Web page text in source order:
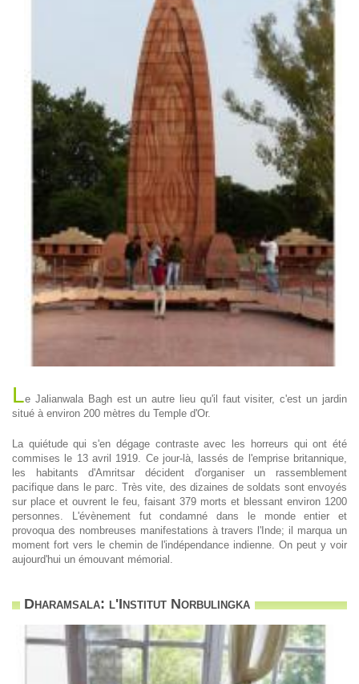
Le Jalianwala Bagh est un autre lieu qu'il faut visiter, c'est un jardin
situé à environ 200 mètres du Temple d'Or.
La quiétude qui s'en dégage contraste avec les horreurs qui ont été
commises le 13 avril 1919. Ce jour-là, lassés de l'emprise britannique,
les habitants d'Amritsar décident d'organiser un rassemblement
pacifique dans le parc. Très vite, des dizaines de soldats sont envoyés
sur place et ouvrent le feu, faisant 379 morts et blessant environ 1200
personnes. L'évènement fut condamné dans le monde entier et
provoqua des nombreuses manifestations à travers l'Inde; il marqua un
moment fort vers le chemin de l'indépendance indienne. On peut y voir
aujourd'hui un émouvant mémorial.
Dharamsala: l'Institut Norbulingka